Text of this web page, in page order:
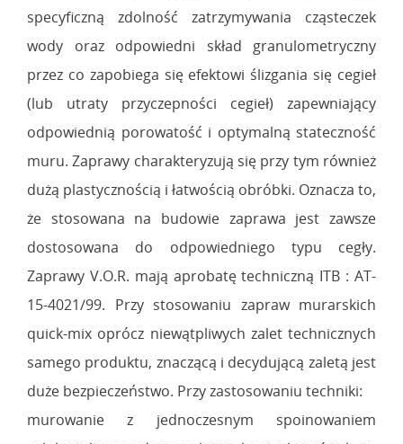
specyficzną zdolność zatrzymywania cząsteczek
wody oraz odpowiedni skład granulometryczny
przez co zapobiega się efektowi ślizgania się cegieł
(lub utraty przyczepności cegieł) zapewniający
odpowiednią porowatość i optymalną stateczność
muru. Zaprawy charakteryzują się przy tym również
dużą plastycznością i łatwością obróbki. Oznacza to,
że stosowana na budowie zaprawa jest zawsze
dostosowana do odpowiedniego typu cegły.
Zaprawy V.O.R. mają aprobatę techniczną ITB : AT-
15-4021/99. Przy stosowaniu zapraw murarskich
quick-mix oprócz niewątpliwych zalet technicznych
samego produktu, znaczącą i decydującą zaletą jest
duże bezpieczeństwo. Przy zastosowaniu techniki:
murowanie z jednoczesnym spoinowaniem